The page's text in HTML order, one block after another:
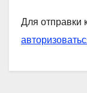
Для отправки